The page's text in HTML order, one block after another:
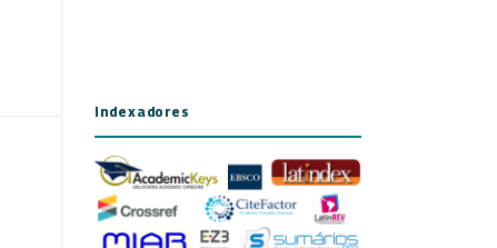
Indexadores